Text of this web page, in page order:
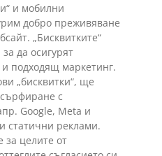
и мобилни
добро преживяване
„Бисквитките“
да осигурят
и подходящ маркетинг.
„бисквитки“, ще
с
Google, Meta и
статични реклами.
за целите от